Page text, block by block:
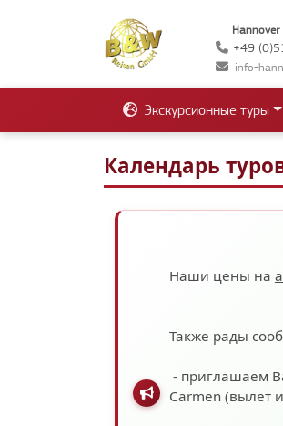
Hannover
+49
info-
Экскурсионные туры
Календарь
Наши цены на
Также рады
- приглашаем
Carmen (вылет